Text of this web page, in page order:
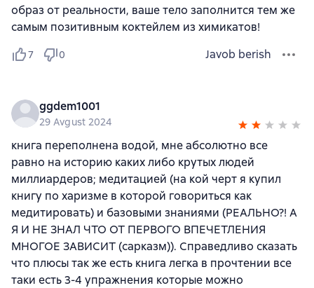
образ от реальности, ваше тело заполнится тем же
самым позитивным коктейлем из химикатов!
7 0 Javob berish
ggdem1001
29 Avgust 2024
книга переполнена водой, мне абсолютно все
равно на историю каких либо крутых людей
миллиардеров; медитацией (на кой черт я купил
книгу по харизме в которой говориться как
медитировать) и базовыми знаниями (РЕАЛЬНО?! А
Я И НЕ ЗНАЛ ЧТО ОТ ПЕРВОГО ВПЕЧЕТЛЕНИЯ
МНОГОЕ ЗАВИСИТ (сарказм)). Справедливо сказать
что плюсы так же есть книга легка в прочтении все
таки есть 3-4 упражнения которые можно